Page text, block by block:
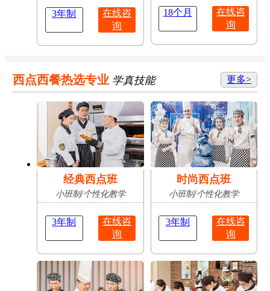
3年制
在线咨
询
18个月
在线咨
询
西点西餐热选专业 学真技能 更多>
经典西点班
小班制/个性化教学
3年制
在线咨
询
时尚西点班
小班制/个性化教学
3年制
在线咨
询